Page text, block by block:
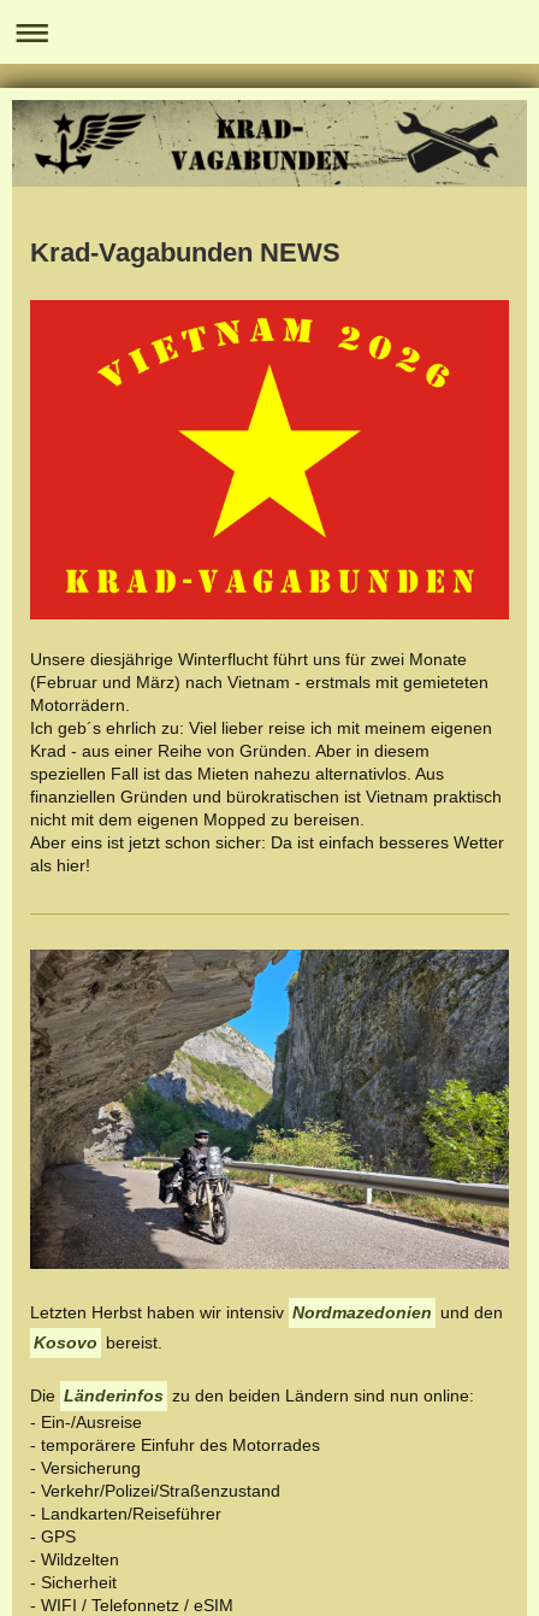
Krad-Vagabunden NEWS
Unsere diesjährige Winterflucht führt uns für zwei Monate
(Februar und März) nach Vietnam - erstmals mit gemieteten
Motorrädern.
Ich geb´s ehrlich zu: Viel lieber reise ich mit meinem eigenen
Krad - aus einer Reihe von Gründen. Aber in diesem
speziellen Fall ist das Mieten nahezu alternativlos. Aus
finanziellen Gründen und bürokratischen ist Vietnam praktisch
nicht mit dem eigenen Mopped zu bereisen.
Aber eins ist jetzt schon sicher: Da ist einfach besseres Wetter
als hier!
Letzten Herbst haben wir intensiv Nordmazedonien und den
Kosovo bereist.
Die Länderinfos zu den beiden Ländern sind nun online:
- Ein-/Ausreise
- temporärere Einfuhr des Motorrades
- Versicherung
- Verkehr/Polizei/Straßenzustand
- Landkarten/Reiseführer
- GPS
- Wildzelten
- Sicherheit
- WIFI / Telefonnetz / eSIM